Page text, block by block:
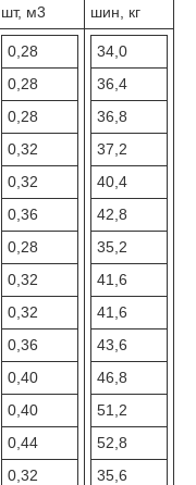
шт, м3 шин, кг
0,28
0,28
0,28
0,32
0,32
0,36
0,28
0,32
0,32
0,36
0,40
0,40
0,44
0,32
34,0
36,4
36,8
37,2
40,4
42,8
35,2
41,6
41,6
43,6
46,8
51,2
52,8
35,6